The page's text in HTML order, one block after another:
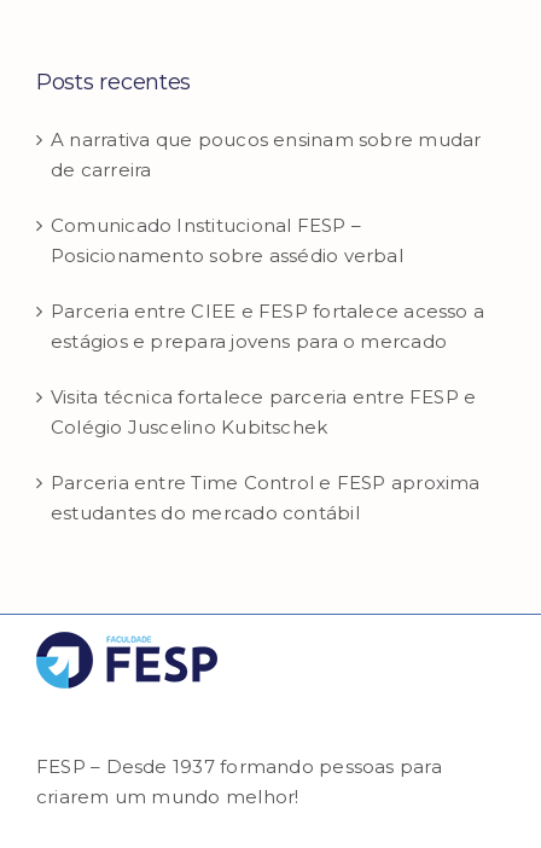
Posts recentes
A narrativa que poucos ensinam sobre mudar
de carreira
Comunicado Institucional FESP –
Posicionamento sobre assédio verbal
Parceria entre CIEE e FESP fortalece acesso a
estágios e prepara jovens para o mercado
Visita técnica fortalece parceria entre FESP e
Colégio Juscelino Kubitschek
Parceria entre Time Control e FESP aproxima
estudantes do mercado contábil
FESP – Desde 1937 formando pessoas para
criarem um mundo melhor!